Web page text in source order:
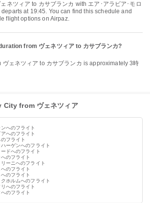
departs at 19:45. You can find this schedule and
flight options on Airpaz.
from ヴェネツィア to カサブランカ?
from ヴェネツィア
へのフライト
へのフライト
フライト
ーゲンへのフライト
ドへのフライト
のフライト
ーニへのフライト
のフライト
のフライト
ホルムへのフライト
へのフライト
のフライト